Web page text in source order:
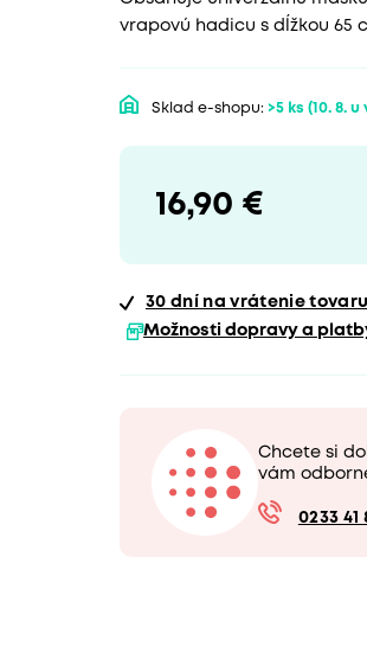
vrapovú hadicu s dĺžkou 65
Sklad e-shopu: >5 ks (10. 8. u
16,90 €
30 dní na vrátenie tovaru
Možnosti dopravy a
Chcete si
vám
0233 41